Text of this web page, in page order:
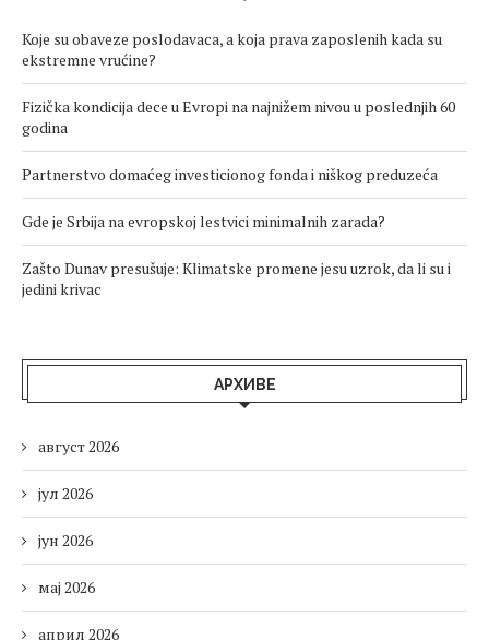
Koje su obaveze poslodavaca, a koja prava zaposlenih kada su
ekstremne vrućine?
Fizička kondicija dece u Evropi na najnižem nivou u poslednjih 60
godina
Partnerstvo domaćeg investicionog fonda i niškog preduzeća
Gde je Srbija na evropskoj lestvici minimalnih zarada?
Zašto Dunav presušuje: Klimatske promene jesu uzrok, da li su i
jedini krivac
АРХИВЕ
август 2026
јул 2026
јун 2026
мај 2026
април 2026